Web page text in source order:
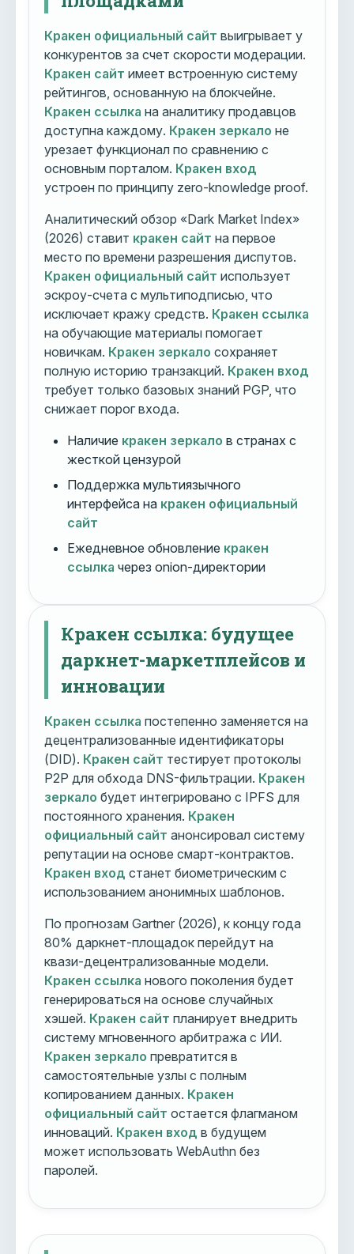
Кракен официальный сайт выигрывает у
конкурентов за счет скорости модерации.
Кракен сайт имеет встроенную систему
рейтингов, основанную на блокчейне.
Кракен ссылка на аналитику продавцов
доступна каждому. Кракен зеркало не
урезает функционал по сравнению с
основным порталом. Кракен вход
устроен по принципу zero-knowledge proof.
Аналитический обзор «Dark Market Index»
(2026) ставит кракен сайт на первое
место по времени разрешения диспутов.
Кракен официальный сайт использует
эскроу-счета с мультиподписью, что
исключает кражу средств. Кракен ссылка
на обучающие материалы помогает
новичкам. Кракен зеркало сохраняет
полную историю транзакций. Кракен вход
требует только базовых знаний PGP, что
снижает порог входа.
Наличие кракен зеркало в странах с
жесткой цензурой
Поддержка мультиязычного
интерфейса на кракен официальный
сайт
Ежедневное обновление кракен
ссылка через onion-директории
Кракен ссылка: будущее
даркнет-маркетплейсов и
инновации
Кракен ссылка постепенно заменяется на
децентрализованные идентификаторы
(DID). Кракен сайт тестирует протоколы
P2P для обхода DNS-фильтрации. Кракен
зеркало будет интегрировано с IPFS для
постоянного хранения. Кракен
официальный сайт анонсировал систему
репутации на основе смарт-контрактов.
Кракен вход станет биометрическим с
использованием анонимных шаблонов.
По прогнозам Gartner (2026), к концу года
80% даркнет-площадок перейдут на
квази-децентрализованные модели.
Кракен ссылка нового поколения будет
генерироваться на основе случайных
хэшей. Кракен сайт планирует внедрить
систему мгновенного арбитража с ИИ.
Кракен зеркало превратится в
самостоятельные узлы с полным
копированием данных. Кракен
официальный сайт остается флагманом
инноваций. Кракен вход в будущем
может использовать WebAuthn без
паролей.